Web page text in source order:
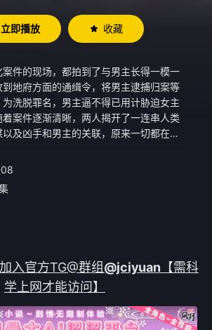
立即播放 收藏
件的现场，都拍到了与男主长得一模一
地府方面的通缉令，将男主逮捕归案等
洗脱罪名，男主逼不得已用计胁迫女主
案件逐渐清晰，两人揭开了一连串人类
及凶手和男主的关联，原来一切都在幕
入官方TG@群组@jciyuan 【需科
学上网才能访问】